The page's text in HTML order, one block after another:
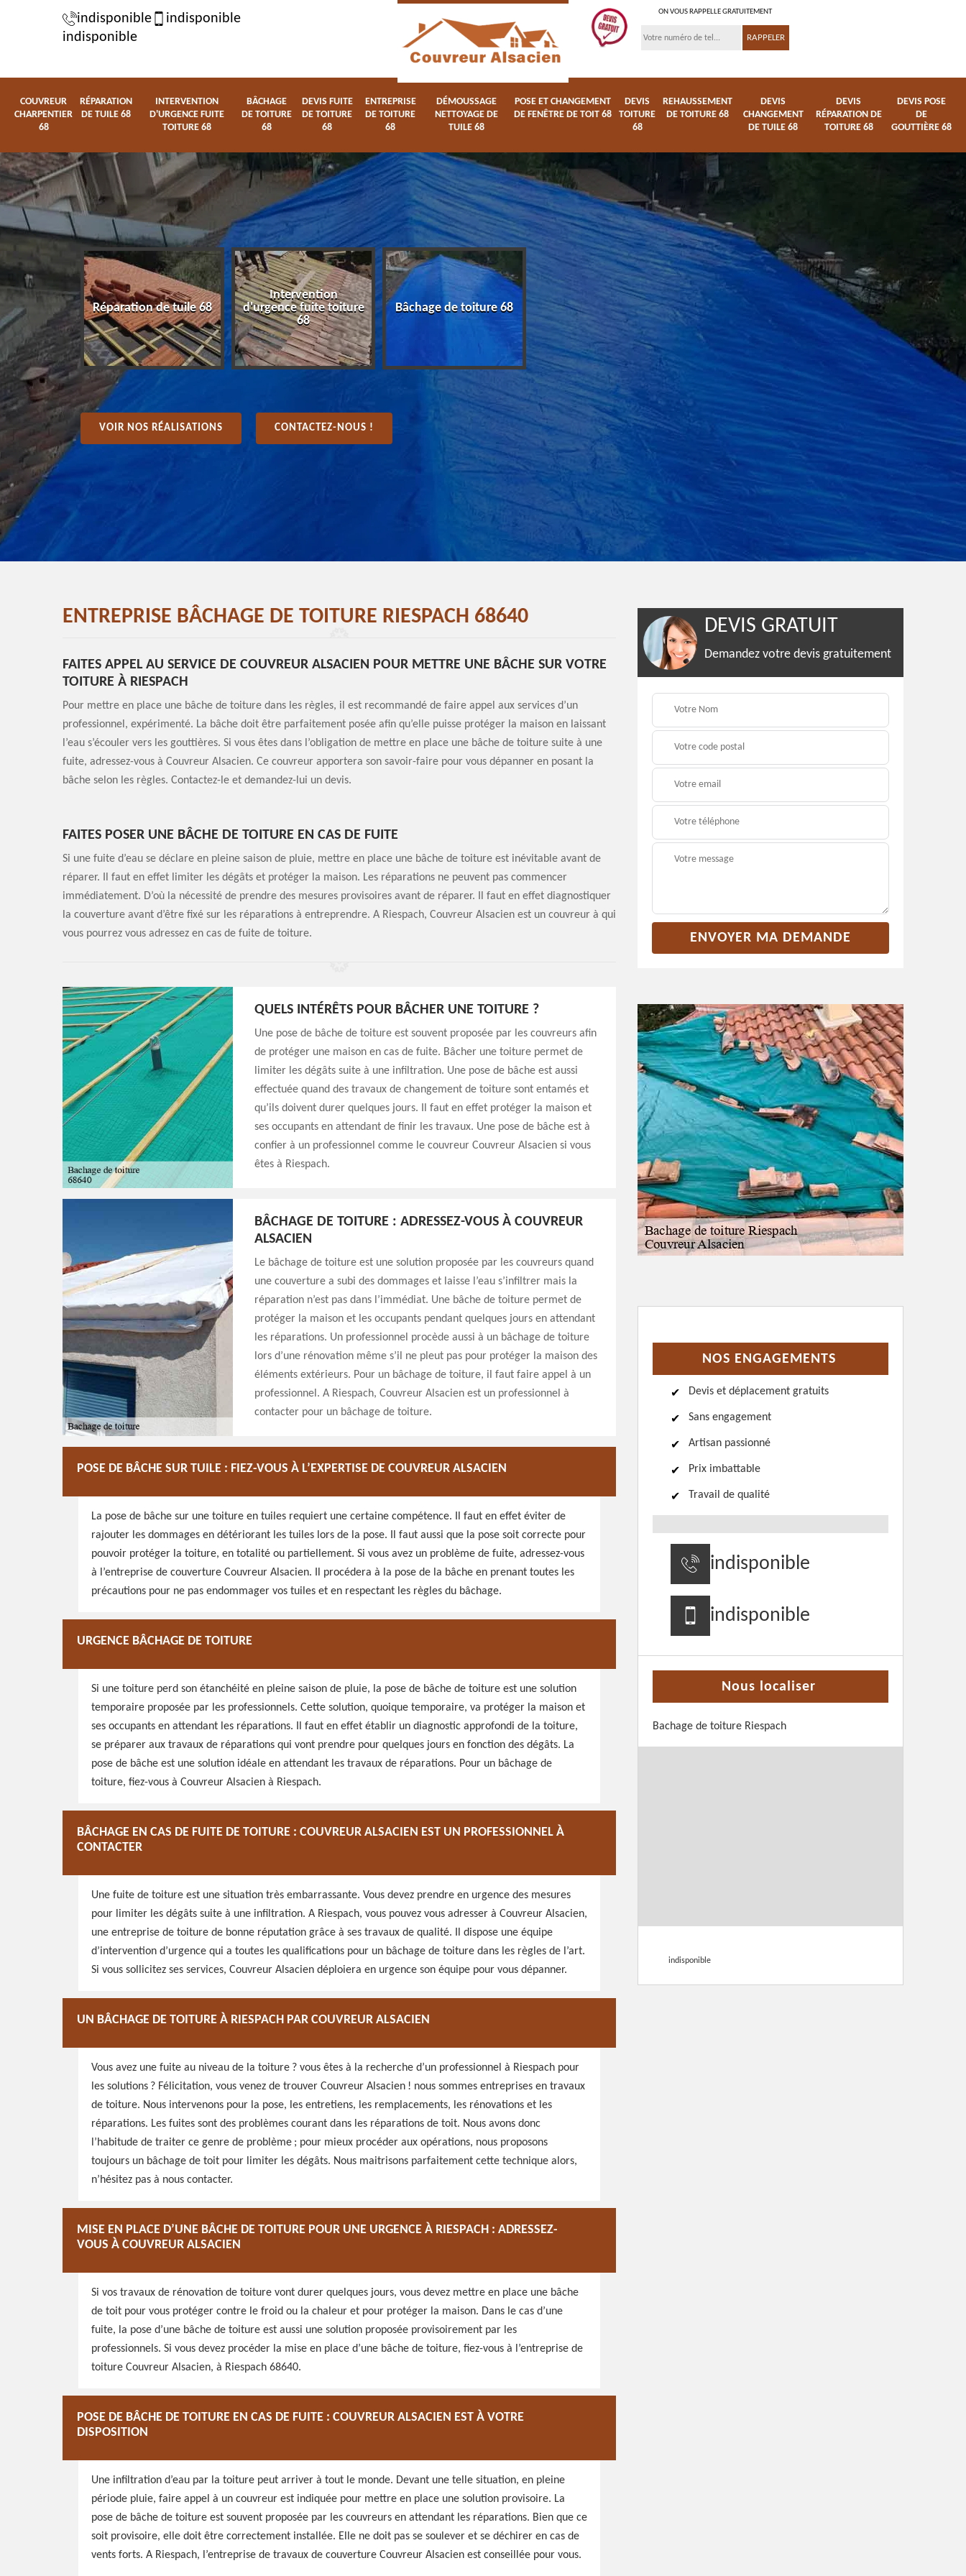
indisponible
indisponible
indisponible
ON VOUS RAPPELLE GRATUITEMENT
COUVREUR
CHARPENTIER
68
RÉPARATION
DE TUILE 68
INTERVENTION
D'URGENCE FUITE
TOITURE 68
BÂCHAGE
DE TOITURE
68
DEVIS FUITE
DE TOITURE
68
ENTREPRISE
DE TOITURE
68
DÉMOUSSAGE
NETTOYAGE DE
TUILE 68
POSE ET CHANGEMENT
DE FENÊTRE DE TOIT 68
DEVIS
TOITURE
68
REHAUSSEMENT
DE TOITURE 68
DEVIS
CHANGEMENT
DE TUILE 68
DEVIS
RÉPARATION DE
TOITURE 68
DEVIS POSE
DE
GOUTTIÈRE 68
Réparation de tuile 68
Intervention
d'urgence fuite toiture
68
Bâchage de toiture 68
Devis fuite de toiture
Entreprise de toiture
Démoussage
nettoyage de tuile 68
VOIR NOS RÉALISATIONS CONTACTEZ-NOUS !
ENTREPRISE BÂCHAGE DE TOITURE RIESPACH 68640
FAITES APPEL AU SERVICE DE COUVREUR ALSACIEN POUR METTRE UNE BÂCHE SUR VOTRE
TOITURE À RIESPACH
Pour mettre en place une bâche de toiture dans les règles, il est recommandé de faire appel aux services d’un
professionnel, expérimenté. La bâche doit être parfaitement posée afin qu’elle puisse protéger la maison en laissant
l’eau s’écouler vers les gouttières. Si vous êtes dans l’obligation de mettre en place une bâche de toiture suite à une
fuite, adressez-vous à Couvreur Alsacien. Ce couvreur apportera son savoir-faire pour vous dépanner en posant la
bâche selon les règles. Contactez-le et demandez-lui un devis.
FAITES POSER UNE BÂCHE DE TOITURE EN CAS DE FUITE
Si une fuite d’eau se déclare en pleine saison de pluie, mettre en place une bâche de toiture est inévitable avant de
réparer. Il faut en effet limiter les dégâts et protéger la maison. Les réparations ne peuvent pas commencer
immédiatement. D’où la nécessité de prendre des mesures provisoires avant de réparer. Il faut en effet diagnostiquer
la couverture avant d’être fixé sur les réparations à entreprendre. A Riespach, Couvreur Alsacien est un couvreur à qui
vous pourrez vous adressez en cas de fuite de toiture.
QUELS INTÉRÊTS POUR BÂCHER UNE TOITURE ?
Une pose de bâche de toiture est souvent proposée par les couvreurs afin
de protéger une maison en cas de fuite. Bâcher une toiture permet de
limiter les dégâts suite à une infiltration. Une pose de bâche est aussi
effectuée quand des travaux de changement de toiture sont entamés et
qu’ils doivent durer quelques jours. Il faut en effet protéger la maison et
ses occupants en attendant de finir les travaux. Une pose de bâche est à
confier à un professionnel comme le couvreur Couvreur Alsacien si vous
êtes à Riespach.
BÂCHAGE DE TOITURE : ADRESSEZ-VOUS À COUVREUR
ALSACIEN
Le bâchage de toiture est une solution proposée par les couvreurs quand
une couverture a subi des dommages et laisse l’eau s’infiltrer mais la
réparation n’est pas dans l’immédiat. Une bâche de toiture permet de
protéger la maison et les occupants pendant quelques jours en attendant
les réparations. Un professionnel procède aussi à un bâchage de toiture
lors d’une rénovation même s’il ne pleut pas pour protéger la maison des
éléments extérieurs. Pour un bâchage de toiture, il faut faire appel à un
professionnel. A Riespach, Couvreur Alsacien est un professionnel à
contacter pour un bâchage de toiture.
POSE DE BÂCHE SUR TUILE : FIEZ-VOUS À L’EXPERTISE DE COUVREUR ALSACIEN
La pose de bâche sur une toiture en tuiles requiert une certaine compétence. Il faut en effet éviter de
rajouter les dommages en détériorant les tuiles lors de la pose. Il faut aussi que la pose soit correcte pour
pouvoir protéger la toiture, en totalité ou partiellement. Si vous avez un problème de fuite, adressez-vous
à l’entreprise de couverture Couvreur Alsacien. Il procédera à la pose de la bâche en prenant toutes les
précautions pour ne pas endommager vos tuiles et en respectant les règles du bâchage.
URGENCE BÂCHAGE DE TOITURE
Si une toiture perd son étanchéité en pleine saison de pluie, la pose de bâche de toiture est une solution
temporaire proposée par les professionnels. Cette solution, quoique temporaire, va protéger la maison et
ses occupants en attendant les réparations. Il faut en effet établir un diagnostic approfondi de la toiture,
se préparer aux travaux de réparations qui vont prendre pour quelques jours en fonction des dégâts. La
pose de bâche est une solution idéale en attendant les travaux de réparations. Pour un bâchage de
toiture, fiez-vous à Couvreur Alsacien à Riespach.
BÂCHAGE EN CAS DE FUITE DE TOITURE : COUVREUR ALSACIEN EST UN PROFESSIONNEL À
CONTACTER
Une fuite de toiture est une situation très embarrassante. Vous devez prendre en urgence des mesures
pour limiter les dégâts suite à une infiltration. A Riespach, vous pouvez vous adresser à Couvreur Alsacien,
une entreprise de toiture de bonne réputation grâce à ses travaux de qualité. Il dispose une équipe
d’intervention d’urgence qui a toutes les qualifications pour un bâchage de toiture dans les règles de l’art.
Si vous sollicitez ses services, Couvreur Alsacien déploiera en urgence son équipe pour vous dépanner.
UN BÂCHAGE DE TOITURE À RIESPACH PAR COUVREUR ALSACIEN
Vous avez une fuite au niveau de la toiture ? vous êtes à la recherche d’un professionnel à Riespach pour
les solutions ? Félicitation, vous venez de trouver Couvreur Alsacien ! nous sommes entreprises en travaux
de toiture. Nous intervenons pour la pose, les entretiens, les remplacements, les rénovations et les
réparations. Les fuites sont des problèmes courant dans les réparations de toit. Nous avons donc
l’habitude de traiter ce genre de problème ; pour mieux procéder aux opérations, nous proposons
toujours un bâchage de toit pour limiter les dégâts. Nous maitrisons parfaitement cette technique alors,
n’hésitez pas à nous contacter.
MISE EN PLACE D’UNE BÂCHE DE TOITURE POUR UNE URGENCE À RIESPACH : ADRESSEZ-
VOUS À COUVREUR ALSACIEN
Si vos travaux de rénovation de toiture vont durer quelques jours, vous devez mettre en place une bâche
de toit pour vous protéger contre le froid ou la chaleur et pour protéger la maison. Dans le cas d’une
fuite, la pose d’une bâche de toiture est aussi une solution proposée provisoirement par les
professionnels. Si vous devez procéder la mise en place d’une bâche de toiture, fiez-vous à l’entreprise de
toiture Couvreur Alsacien, à Riespach 68640.
POSE DE BÂCHE DE TOITURE EN CAS DE FUITE : COUVREUR ALSACIEN EST À VOTRE
DISPOSITION
Une infiltration d’eau par la toiture peut arriver à tout le monde. Devant une telle situation, en pleine
période pluie, faire appel à un couvreur est indiquée pour mettre en place une solution provisoire. La
pose de bâche de toiture est souvent proposée par les couvreurs en attendant les réparations. Bien que ce
soit provisoire, elle doit être correctement installée. Elle ne doit pas se soulever et se déchirer en cas de
vents forts. A Riespach, l’entreprise de travaux de couverture Couvreur Alsacien est conseillée pour vous.
DEVIS GRATUIT
Demandez votre devis gratuitement
NOS ENGAGEMENTS
Devis et déplacement gratuits
Sans engagement
Artisan passionné
Prix imbattable
Travail de qualité
indisponible
indisponible
Nous localiser
Bachage de toiture Riespach
indisponible